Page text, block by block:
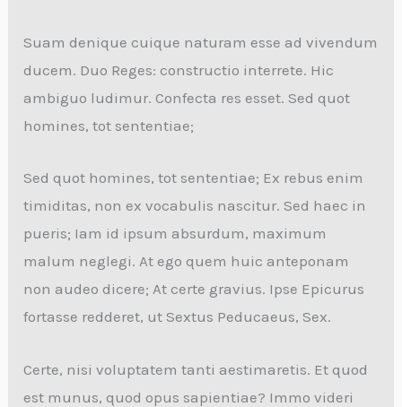
Suam denique cuique naturam esse ad vivendum
ducem. Duo Reges: constructio interrete. Hic
ambiguo ludimur. Confecta res esset. Sed quot
homines, tot sententiae;
Sed quot homines, tot sententiae; Ex rebus enim
timiditas, non ex vocabulis nascitur. Sed haec in
pueris; Iam id ipsum absurdum, maximum
malum neglegi. At ego quem huic anteponam
non audeo dicere; At certe gravius. Ipse Epicurus
fortasse redderet, ut Sextus Peducaeus, Sex.
Certe, nisi voluptatem tanti aestimaretis. Et quod
est munus, quod opus sapientiae? Immo videri